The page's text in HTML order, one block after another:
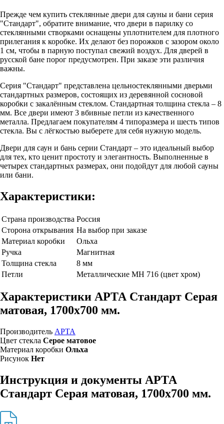
Прежде чем купить стеклянные двери для сауны и бани серия
"Стандарт", обратите внимание, что двери в парилку со
стеклянными створками оснащены уплотнителем для плотного
прилегания к коробке. Их делают без порожков с зазором около
1 см, чтобы в парную поступал свежий воздух. Для дверей в
русской бане порог предусмотрен. При заказе эти различия
важны.
Серия "Стандарт" представлена цельностеклянными дверьми
стандартных размеров, состоящих из деревянной сосновой
коробки с закалённым стеклом. Стандартная толщина стекла – 8
мм. Все двери имеют 3 вбивные петли из качественного
металла. Предлагаем покупателям 4 типоразмера и шесть типов
стекла. Вы с лёгкостью выберете для себя нужную модель.
Двери для саун и бань серии Стандарт – это идеальный выбор
для тех, кто ценит простоту и элегантность. Выполненные в
четырех стандартных размерах, они подойдут для любой сауны
или бани.
Характеристики:
Страна производства Россия
Сторона открывания На выбор при заказе
Материал коробки
Ольха
Ручка
Магнитная
Толщина стекла
8 мм
Петли
Металлические МН 716 (цвет хром)
Характеристики АРТА Стандарт Серая
матовая, 1700х700 мм.
Производитель АРТА
Цвет стекла Серое матовое
Материал коробки Ольха
Рисунок Нет
Инструкция и документы АРТА
Стандарт Серая матовая, 1700х700 мм.